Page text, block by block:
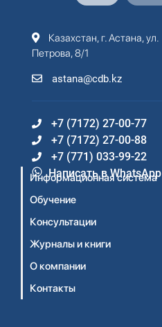
Казахстан, г. Астана, ул.
Петрова, 8/1
astana@cdb.kz
+7 (7172) 27-00-77
+7 (7172) 27-00-88
+7 (771) 033-99-22
Написать в WhatsApp
Информационная система
Обучение
Консультации
Журналы и книги
О компании
Контакты